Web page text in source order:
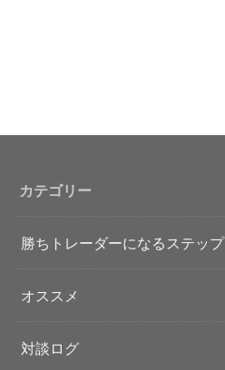
カテゴリー
勝ちトレーダーになるステップ
オススメ
対談ログ